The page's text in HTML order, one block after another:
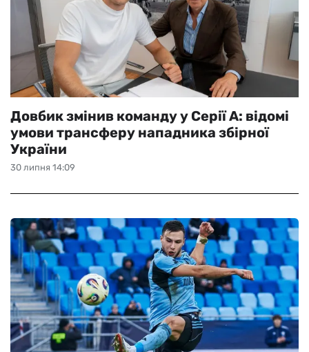
30 липня 14:09
Довбик змінив команду у Серії А: відомі
умови трансферу нападника збірної
України